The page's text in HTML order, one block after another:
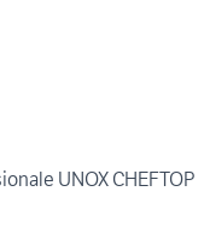
UNOX CHEFTOP